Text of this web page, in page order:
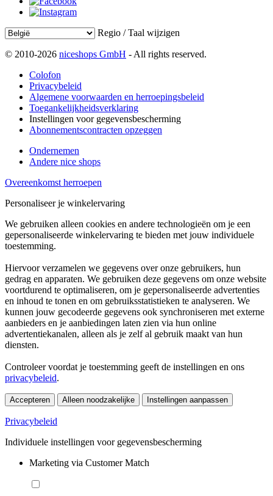
Regio / Taal wijzigen
© 2010-2026 niceshops GmbH - All rights reserved.
Colofon
Privacybeleid
Algemene voorwaarden en herroepingsbeleid
Toegankelijkheidsverklaring
Instellingen voor gegevensbescherming
Abonnementscontracten opzeggen
Ondernemen
Andere nice shops
Overeenkomst herroepen
Personaliseer je winkelervaring
We gebruiken alleen cookies en andere technologieën om je een
gepersonaliseerde winkelervaring te bieden met jouw individuele
toestemming.
Hiervoor verzamelen we gegevens over onze gebruikers, hun
gedrag en apparaten. We gebruiken deze gegevens om onze website
voortdurend te optimaliseren, om je gepersonaliseerde advertenties
en inhoud te tonen en om gebruiksstatistieken te analyseren. We
kunnen jouw gecodeerde gegevens ook synchroniseren met externe
aanbieders en je aanbiedingen laten zien via hun online
advertentiekanalen, alleen als je zelf al gebruik maakt van hun
diensten.
Controleer voordat je toestemming geeft de instellingen en ons
privacybeleid.
Accepteren Alleen noodzakelijke Instellingen aanpassen
Privacybeleid
Individuele instellingen voor gegevensbescherming
Marketing via Customer Match